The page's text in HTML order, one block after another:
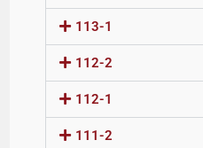
113-1
112-2
112-1
111-2